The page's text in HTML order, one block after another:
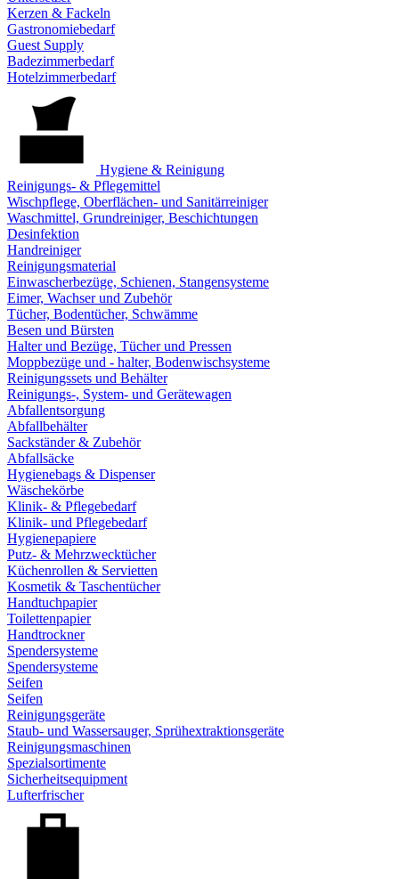
Kerzen & Fackeln
Gastronomiebedarf
Guest Supply
Badezimmerbedarf
Hotelzimmerbedarf
Hygiene & Reinigung
Reinigungs- & Pflegemittel
Wischpflege, Oberflächen- und Sanitärreiniger
Waschmittel, Grundreiniger, Beschichtungen
Desinfektion
Handreiniger
Reinigungsmaterial
Einwascherbezüge, Schienen, Stangensysteme
Eimer, Wachser und Zubehör
Tücher, Bodentücher, Schwämme
Besen und Bürsten
Halter und Bezüge, Tücher und Pressen
Moppbezüge und - halter, Bodenwischsysteme
Reinigungssets und Behälter
Reinigungs-, System- und Gerätewagen
Abfallentsorgung
Abfallbehälter
Sackständer & Zubehör
Abfallsäcke
Hygienebags & Dispenser
Wäschekörbe
Klinik- & Pflegebedarf
Klinik- und Pflegebedarf
Hygienepapiere
Putz- & Mehrzwecktücher
Küchenrollen & Servietten
Kosmetik & Taschentücher
Handtuchpapier
Toilettenpapier
Handtrockner
Spendersysteme
Spendersysteme
Seifen
Seifen
Reinigungsgeräte
Staub- und Wassersauger, Sprühextraktionsgeräte
Reinigungsmaschinen
Spezialsortimente
Sicherheitsequipment
Lufterfrischer